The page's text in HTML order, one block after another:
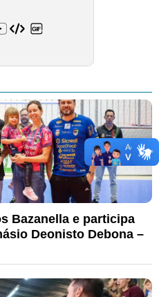
Bazanella e participa
Deonisto Debona –